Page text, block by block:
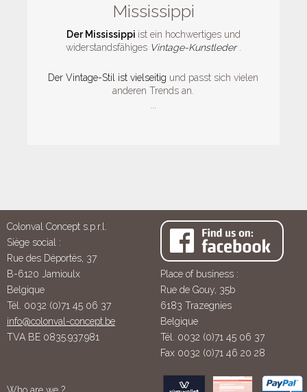
Mississippi
Der Mississippi ist ein hochwertiges und
widerstandsfähiges Vintage-Kunstleder.
Der Vintage-Stil ist vielseitig und passt sich vielen
anderen Trends an.
...
Colonval Concept s.p.r.l.
Siège social :
Rue des Déportés, 37
B-6120 Jamioulx
Belgique
Tél. 0032 (0)71 45 06 37
info@colonval-concept.be
TVA BE 0835.937.981
Place of business :
Rue de Gouy, 35b
6183 Trazegnies
Belgique
Tél. 0032 (0)71 45 06 37
Fax 0032 (0)71 46 20 28